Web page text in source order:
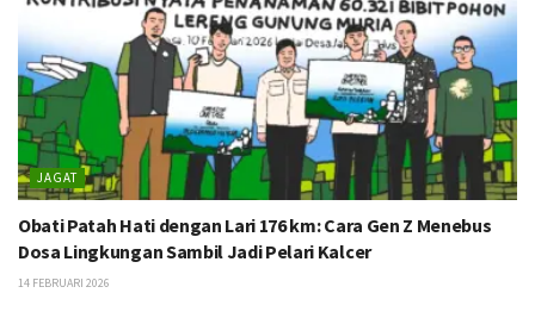
JAGAT
Obati Patah Hati dengan Lari 176 km: Cara Gen Z Menebus
Dosa Lingkungan Sambil Jadi Pelari Kalcer
14 FEBRUARI 2026